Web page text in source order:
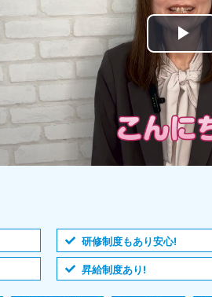
研修制度もあり安心!
昇給制度あり!